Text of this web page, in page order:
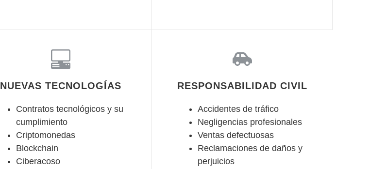
NUEVAS TECNOLOGÍAS
Contratos tecnológicos y su
cumplimiento
Criptomonedas
Blockchain
Ciberacoso
RESPONSABILIDAD CIVIL
Accidentes de tráfico
Negligencias profesionales
Ventas defectuosas
Reclamaciones de daños y
perjuicios